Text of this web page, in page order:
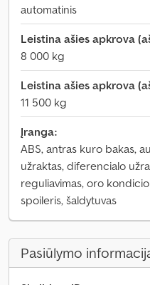
automatinis
Leistina ašies apkrova
8 000 kg
Leistina ašies apkrova
11 500 kg
Įranga:
ABS, antras kuro bakas,
užraktas, diferencialo
reguliavimas, oro
spoileris, šaldytuvas
Pasiūlymo